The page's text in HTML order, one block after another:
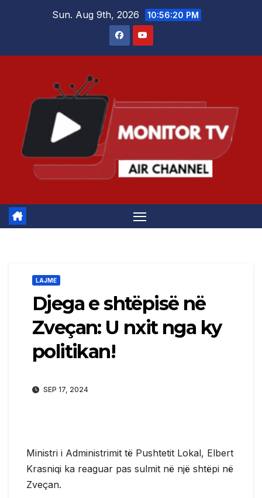
Sun. Aug 9th, 2026 10:56:20 PM
LAJME
Djega e shtëpisë në
Zveçan: U nxit nga ky
politikan!
SEP 17, 2024
Ministri i Administrimit të Pushtetit Lokal, Elbert
Krasniqi ka reaguar pas sulmit në një shtëpi në
Zveçan.